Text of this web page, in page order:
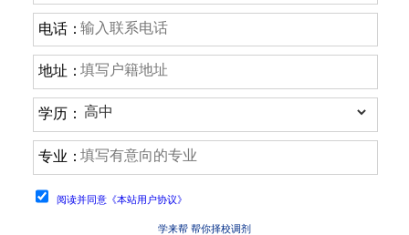
电话：
地址：
学历：
专业：
阅读并同意《本站用户协议》
学来帮 帮你择校调剂